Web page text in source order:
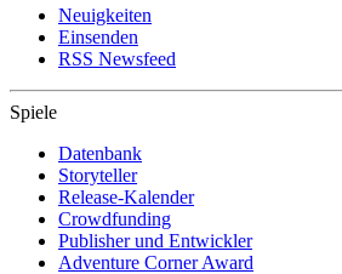
Neuigkeiten
Einsenden
RSS Newsfeed
Spiele
Datenbank
Storyteller
Release-Kalender
Crowdfunding
Publisher und Entwickler
Adventure Corner Award